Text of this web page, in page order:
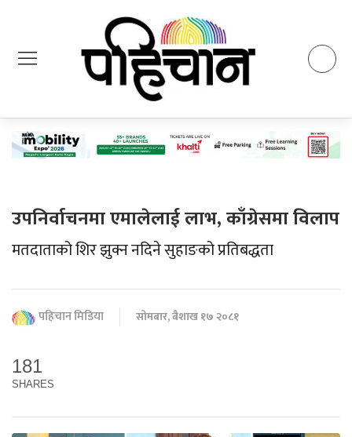
उपनिर्वाचनमा एमालेलाई लाभ, काँग्रेसमा विलाप
मतदाताको शिर झुक्न नदिने सुहाङको प्रतिबद्धता
पहिचान मिडिया सोमबार, बैशाख १७ २०८१
181
SHARES